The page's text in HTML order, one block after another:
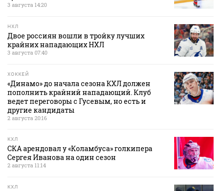
3 августа 14:20
НХЛ
Двое россиян вошли в тройку лучших
крайних нападающих НХЛ
3 августа 07:40
ХОККЕЙ
«Динамо» до начала сезона КХЛ должен
пополнить крайний нападающий. Клуб
ведет переговоры с Гусевым, но есть и
другие кандидаты
2 августа 20:16
КХЛ
СКА арендовал у «Коламбуса» голкипера
Сергея Иванова на один сезон
2 августа 11:14
КХЛ